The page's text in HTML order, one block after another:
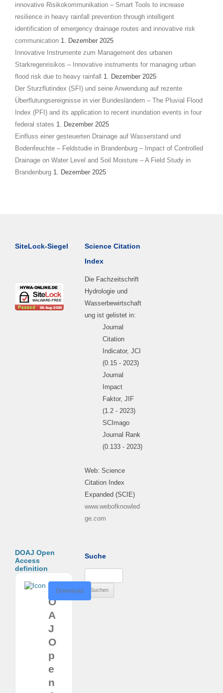
innovative Risikokommunikation – Smart Tools to increase
resilience in heavy rainfall prevention through intelligent
identification of emergency drainage routes and innovative risk
communication 1. Dezember 2025
Innovative Instrumente zum Management des urbanen
Starkregenrisikos – Innovative instruments for managing urban
flood risk due to heavy rainfall
1. Dezember 2025
Der Sturzflutindex (SFI) und seine Anwendung auf rezente
Überflutungsereignisse in vier Bundesländern – The Pluvial Flood
Index (PFI) and its application to recent inundation events in four
federal states 1. Dezember 2025
Einfluss einer gesteuerten Drainage auf Wasserstand und
Bodenfeuchte – Feldstudie in Brandenburg – Impact of Controlled
Drainage on Water Level and Soil Moisture – A Field Study in
Brandenburg 1. Dezember 2025
SiteLock-Siegel
Science Citation
Index
Die Fachzeitschrift
Hydrologie und
Wasserbewirtschaft
ung ist gelistet in:
Journal
Citation
Indicator, JCI
(0.15 - 2023)
Journal
Impact
Faktor, JIF
(1.2 - 2023)
SCImago
Journal Rank
(0.133 - 2023)
Web: Science
Citation Index
Expanded (SCIE)
www.webofknowled
ge.com
DOAJ Open
Access
definition
O
A
J
O
p
e
n
Download
Suche
nach: